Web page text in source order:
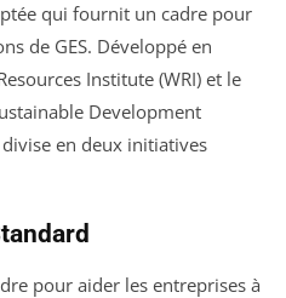
qui fournit un cadre pour
de GES. Développé en
Institute (WRI) et le
Development
divise en deux initiatives
pour aider les entreprises à